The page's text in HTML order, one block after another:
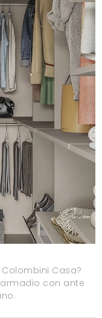
Colombini Casa?
con ante